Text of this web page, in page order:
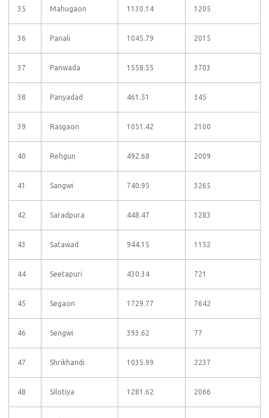
35 Mahugaon 1130.14 1205
36 Panali 1045.79 2015
37 Panwada 1558.55 3703
38 Panyadad 461.51 345
39 Rasgaon 1051.42 2100
40 Rehgun 492.68 2009
41 Sangwi 740.95 3265
42 Saradpura 448.47 1283
43 Satawad 944.15 1152
44 Seetapuri 430.34 721
45 Segaon 1729.77 7642
46 Sengwi 393.62 77
47 Shrikhandi 1035.99 2237
48 Silotiya 1281.62 2066